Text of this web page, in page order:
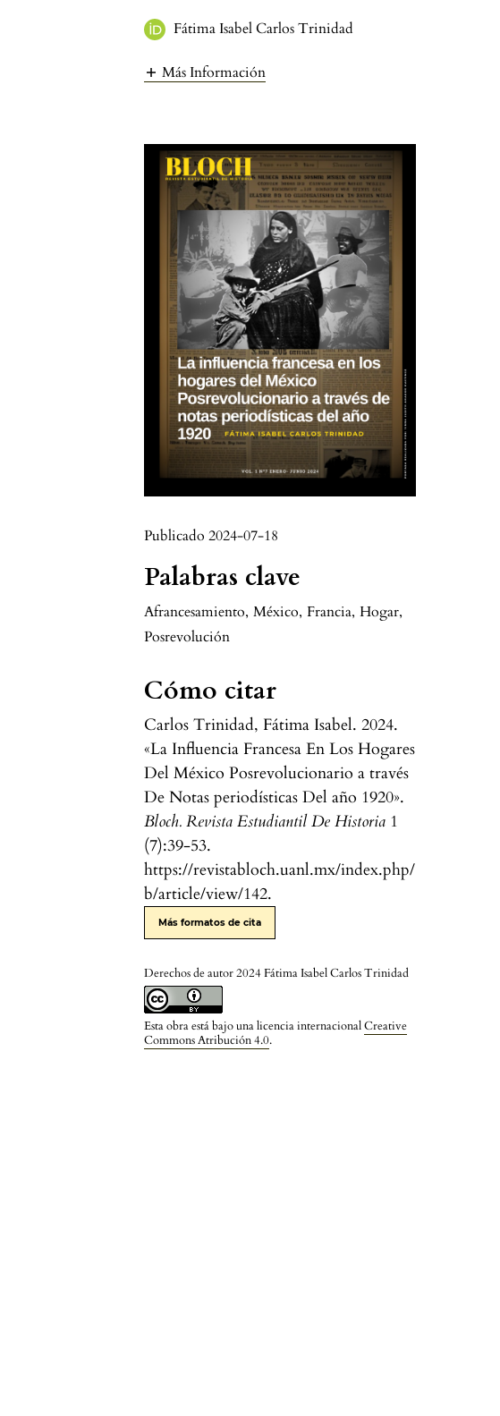
Fátima Isabel Carlos Trinidad
Más Información
Publicado 2024-07-18
Palabras clave
Afrancesamiento, México, Francia, Hogar,
Posrevolución
Cómo citar
Carlos Trinidad, Fátima Isabel. 2024.
«La Influencia Francesa En Los Hogares
Del México Posrevolucionario a través
De Notas periodísticas Del año 1920».
Bloch. Revista Estudiantil De Historia 1
(7):39-53.
https://revistabloch.uanl.mx/index.php/
b/article/view/142.
Más formatos de cita
Derechos de autor 2024 Fátima Isabel Carlos Trinidad
Esta obra está bajo una licencia internacionalCreative
Commons Atribución 4.0.